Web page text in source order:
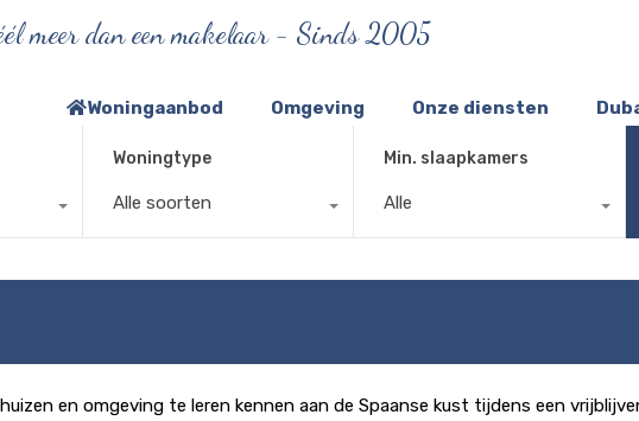
meer dan een makelaar - Sinds 2005
Woningaanbod Omgeving Onze diensten
Woningtype
Alle soorten
Min. slaapkamers
Alle
en omgeving te leren kennen aan de Spaanse kust tijdens een